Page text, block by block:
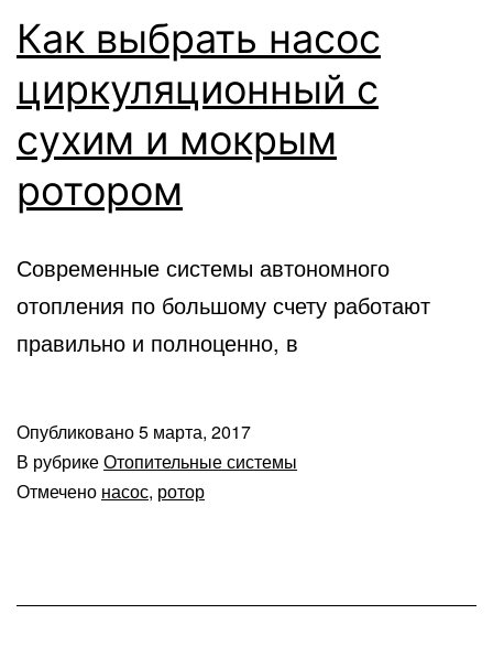
Как выбрать насос
циркуляционный с
сухим и мокрым
ротором
Современные системы автономного
отопления по большому счету работают
правильно и полноценно, в
Опубликовано5 марта, 2017
В рубрикеОтопительные системы
Отмечено насос, ротор